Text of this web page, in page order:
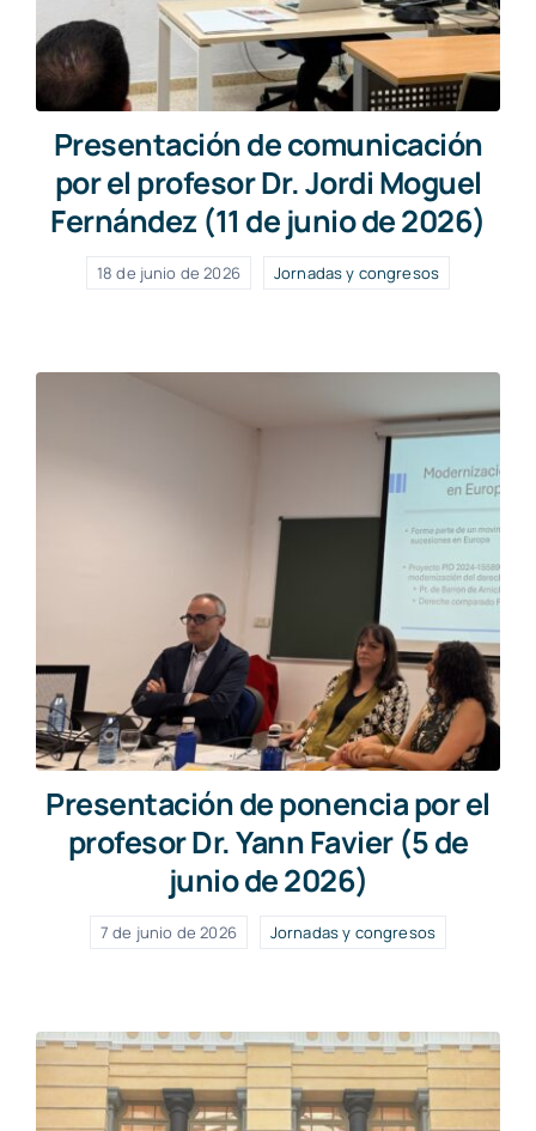
Presentación de comunicación
por el profesor Dr. Jordi Moguel
Fernández (11 de junio de 2026)
18 de junio de 2026 Jornadas y congresos
Presentación de ponencia por el
profesor Dr. Yann Favier (5 de
junio de 2026)
7 de junio de 2026 Jornadas y congresos